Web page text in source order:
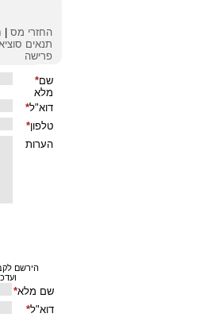
החזרי מס
תנאים
פרישה